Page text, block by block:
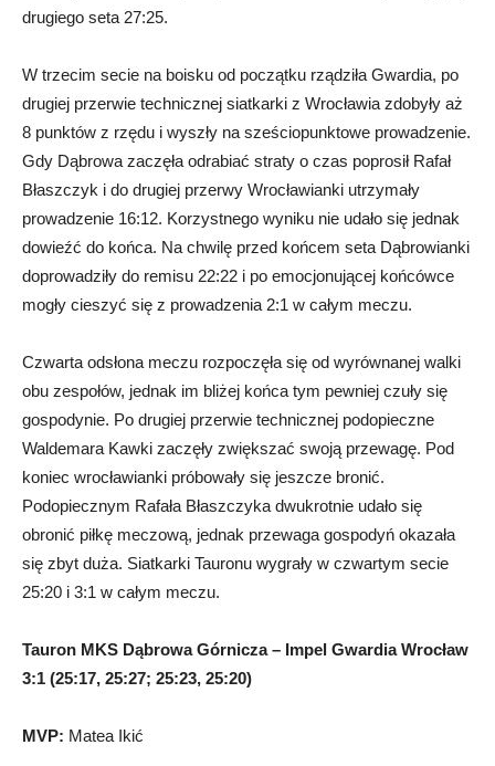
drugiego seta 27:25.
W trzecim secie na boisku od początku rządziła Gwardia, po
drugiej przerwie technicznej siatkarki z Wrocławia zdobyły aż
8 punktów z rzędu i wyszły na sześciopunktowe prowadzenie.
Gdy Dąbrowa zaczęła odrabiać straty o czas poprosił Rafał
Błaszczyk i do drugiej przerwy Wrocławianki utrzymały
prowadzenie 16:12. Korzystnego wyniku nie udało się jednak
dowieźć do końca. Na chwilę przed końcem seta Dąbrowianki
doprowadziły do remisu 22:22 i po emocjonującej końcówce
mogły cieszyć się z prowadzenia 2:1 w całym meczu.
Czwarta odsłona meczu rozpoczęła się od wyrównanej walki
obu zespołów, jednak im bliżej końca tym pewniej czuły się
gospodynie. Po drugiej przerwie technicznej podopieczne
Waldemara Kawki zaczęły zwiększać swoją przewagę. Pod
koniec wrocławianki próbowały się jeszcze bronić.
Podopiecznym Rafała Błaszczyka dwukrotnie udało się
obronić piłkę meczową, jednak przewaga gospodyń okazała
się zbyt duża. Siatkarki Tauronu wygrały w czwartym secie
25:20 i 3:1 w całym meczu.
Tauron MKS Dąbrowa Górnicza – Impel Gwardia Wrocław
3:1 (25:17, 25:27; 25:23, 25:20)
MVP: Matea Ikić